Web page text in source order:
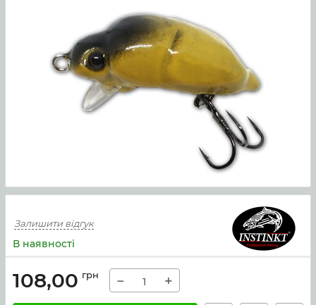
Залишити відгук
В наявності
108,00 грн − +